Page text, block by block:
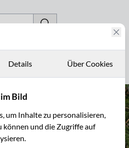
Details Über Cookies
Bild
um Inhalte zu personalisieren,
können und die Zugriffe auf